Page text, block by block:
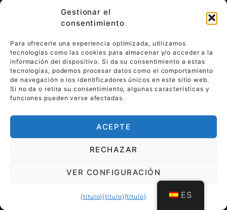
Gestionar el
consentimiento
Para ofrecerle una experiencia optimizada, utilizamos
tecnologías como las cookies para almacenar y/o acceder a la
información del dispositivo. Si da su consentimiento a estas
tecnologías, podemos procesar datos como el comportamiento
de navegación o los identificadores únicos en este sitio web.
Si no da o retira su consentimiento, algunas características y
funciones pueden verse afectadas.
ACEPTE
RECHAZAR
VER CONFIGURACIÓN
{título}{título}{título} ES